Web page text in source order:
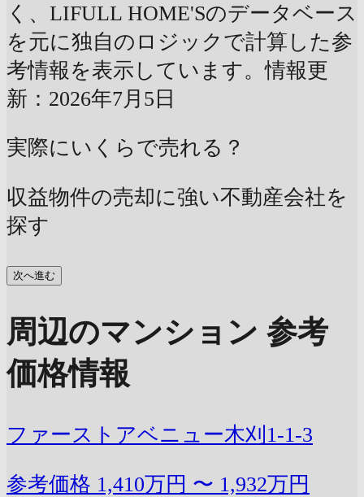
く、LIFULL HOME'Sのデータベース
を元に独自のロジックで計算した参
考情報を表示しています。情報更
新：2026年7月5日
実際にいくらで売れる？
収益物件の売却に強い不動産会社を
探す
次へ進む
周辺のマンション 参考
価格情報
ファーストアベニュー木刈1-1-3
参考価格 1,410万円 〜 1,932万円